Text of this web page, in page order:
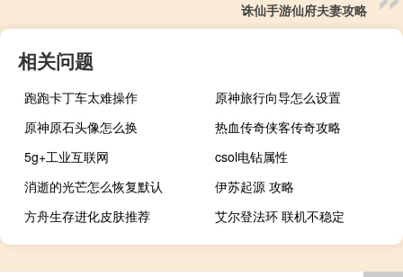
诛仙手游仙府夫妻攻略
相关问题
跑跑卡丁车太难操作
原神旅行向导怎么设置
原神原石头像怎么换
热血传奇侠客传奇攻略
5g+工业互联网
csol电钻属性
消逝的光芒怎么恢复默认
伊苏起源 攻略
方舟生存进化皮肤推荐
艾尔登法环 联机不稳定